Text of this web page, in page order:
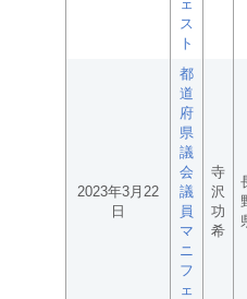
ェ
ス
ト
2023年3月22
日
都
道
府
県
議
会
議
員
マ
ニ
フ
ェ
寺
沢
功
希